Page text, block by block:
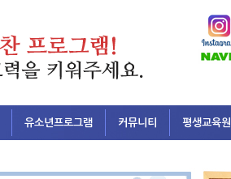
유소년프로그램 커뮤니티 평생교육원